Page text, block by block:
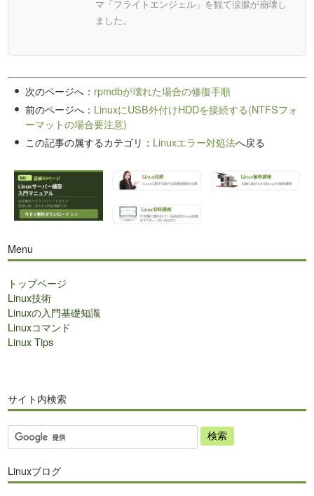
マ「フライトエンジェル」を観て涙腺が崩壊し
ました。
次のページへ： rpmdbが壊れた場合の修復手順
前のページへ： LinuxにUSB外付けHDDを接続する(NTFSフォ
ーマットの場合要注意)
この記事の属するカテゴリ： Linuxエラー対処法へ戻る
Menu
トップページ
Linux技術
Linuxの入門基礎知識
Linuxコマンド
Linux Tips
サイト内検索
サ
イ
内
Linuxブログ